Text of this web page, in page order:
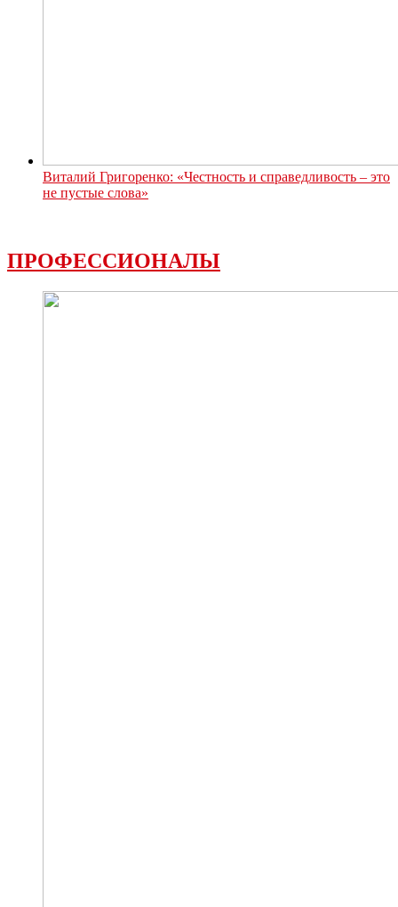
Виталий Григоренко: «Честность и справедливость – это
не пустые слова»
ПРОФЕССИОНАЛЫ